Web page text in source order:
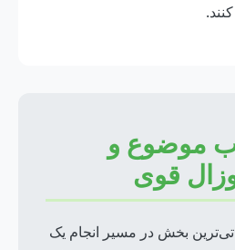
موضوع و
قوی
بخش در مسیر انجام یک